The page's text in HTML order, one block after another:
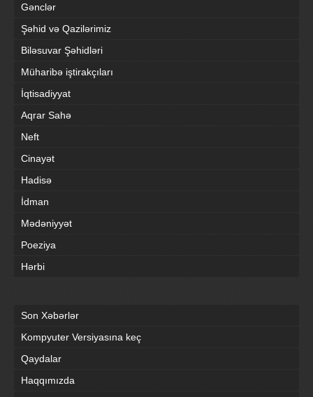
Gənclər
Şəhid və Qazilərimiz
Biləsuvar Şəhidləri
Müharibə iştirakçıları
İqtisadiyyat
Aqrar Sahə
Neft
Cinayət
Hadisə
İdman
Mədəniyyət
Poeziya
Hərbi
Son Xəbərlər
Kompyuter Versiyasına keç
Qaydalar
Haqqımızda